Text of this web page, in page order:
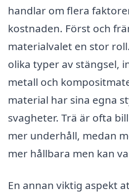
handlar om flera
kostnaden. Först och
materialvalet en stor
olika typer av stängsel,
metall och
material har sina egna
svagheter. Trä är ofta
mer underhåll, medan
mer hållbara men kan
En annan viktig aspekt